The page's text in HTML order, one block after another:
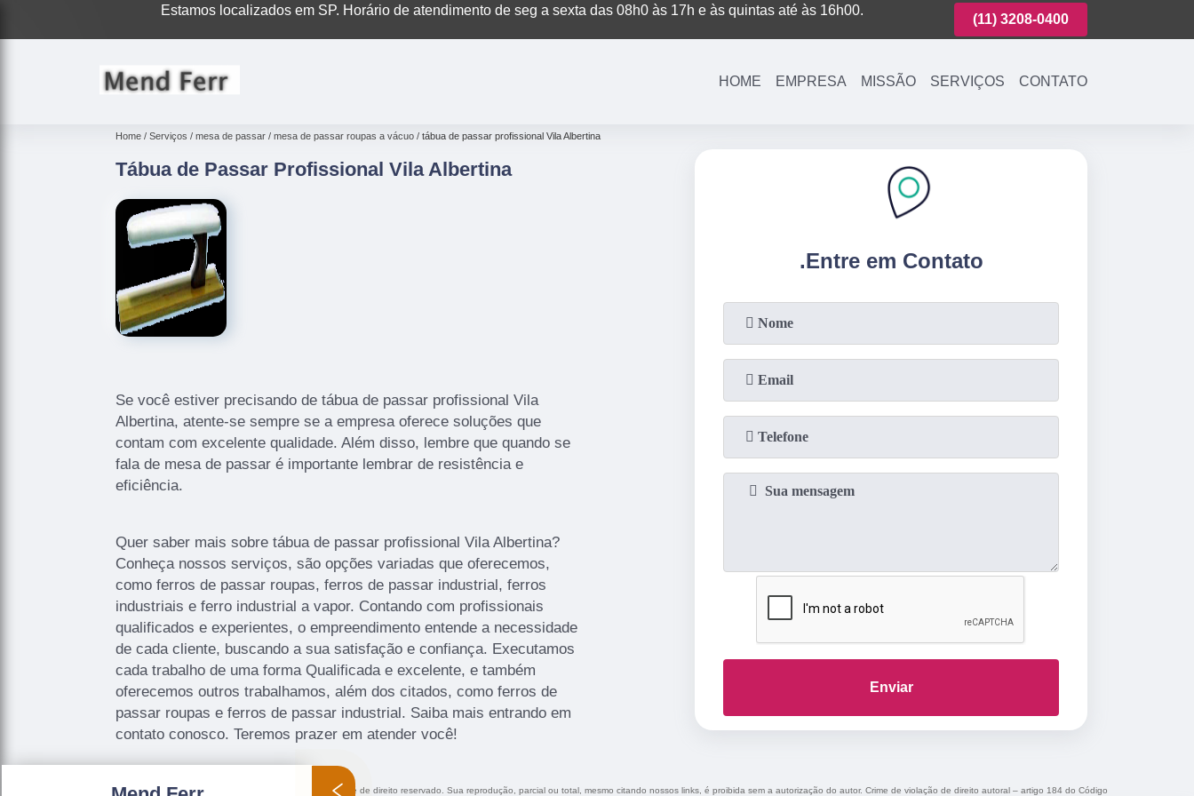
Estamos localizados em SP. Horário de atendimento de seg a sexta das 08h0 às 17h e às quintas até às 16h00.
(11)3221-7003 (11) 3208-0400 (11)3221-7003 (11) 3208-0400
HOME EMPRESA MISSÃO SERVIÇOS CONTATO
Home Serviços mesa de passar mesa de passar roupas a vácuo tábua de passar profissional Vila Albertina
Tábua de Passar Profissional Vila Albertina
Se você estiver precisando de tábua de passar profissional Vila
Albertina, atente-se sempre se a empresa oferece soluções que
contam com excelente qualidade. Além disso, lembre que quando se
fala de mesa de passar é importante lembrar de resistência e
eficiência.
Quer saber mais sobre tábua de passar profissional Vila Albertina?
Conheça nossos serviços, são opções variadas que oferecemos,
como ferros de passar roupas, ferros de passar industrial, ferros
industriais e ferro industrial a vapor. Contando com profissionais
qualificados e experientes, o empreendimento entende a necessidade
de cada cliente, buscando a sua satisfação e confiança. Executamos
cada trabalho de uma forma Qualificada e excelente, e também
oferecemos outros trabalhamos, além dos citados, como ferros de
passar roupas e ferros de passar industrial. Saiba mais entrando em
contato conosco. Teremos prazer em atender você!
.Entre em Contato
Enviar
O conteúdo do texto "Tábua de Passar Profissional Vila Albertina
" é de direito reservado. Sua reprodução, parcial ou total, mesmo citando nossos links, é proibida sem a autorização do autor. Crime de violação de direito autoral – artigo 184 do Código